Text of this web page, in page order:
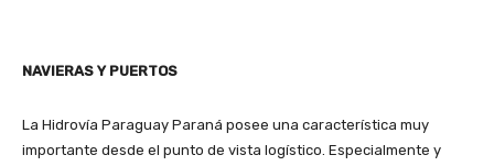
NAVIERAS Y PUERTOS
La Hidrovía Paraguay Paraná posee una característica muy
importante desde el punto de vista logístico. Especialmente y